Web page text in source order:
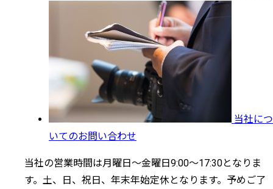
当社につ
いてのお問い合わせ
当社の営業時間は月曜日～金曜日9:00～17:30となりま
す。土、日、祝日、年末年始定休となります。予めご了